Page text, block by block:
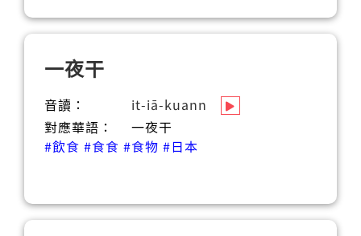
一夜干
音讀：
it-iā-kuann
對應華語：
一夜干
#飲食 #食食 #食物 #日本